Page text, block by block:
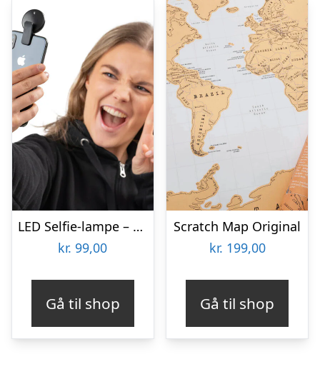
LED Selfie-lampe – Vooni
kr. 99,00
Gå til shop
Scratch Map Original
kr. 199,00
Gå til shop